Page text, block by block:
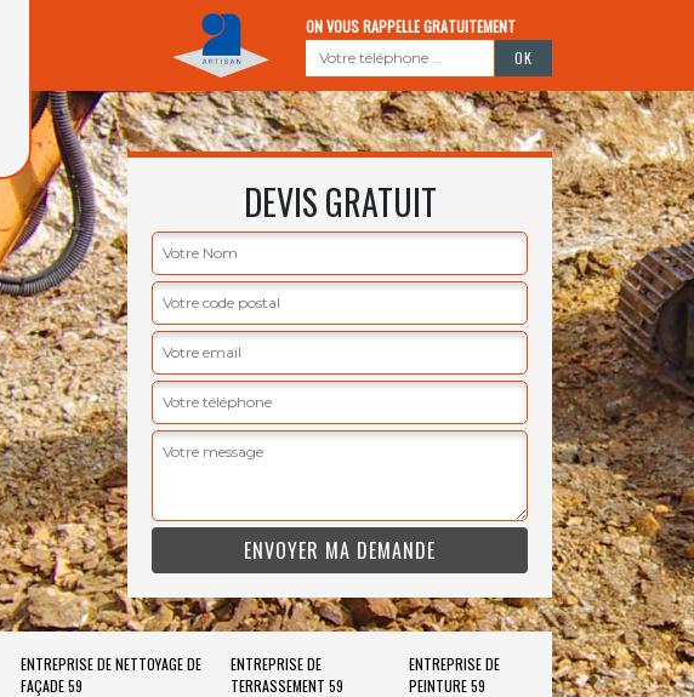
ON VOUS RAPPELLE GRATUITEMENT
DEVIS GRATUIT
ENTREPRISE DE NETTOYAGE DE
FAÇADE 59
ENTREPRISE DE
TERRASSEMENT 59
ENTREPRISE DE
PEINTURE 59